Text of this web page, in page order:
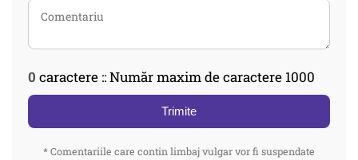
0 caractere :: Număr maxim de caractere 1000
Trimite
* Comentariile care contin limbaj vulgar vor fi suspendate